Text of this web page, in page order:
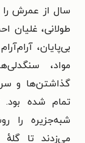
سال از عمرش
طولانی، غلیان
بی‌پایان،
مواد،
گذاشتن‌ها و
تمام شده بود.
شبه‌جزیره را
می‌زدند تا